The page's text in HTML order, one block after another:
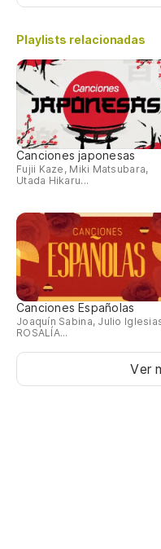
Playlists relacionadas
Canciones japonesas
Fujii Kaze, Miki Matsubara,
Utada Hikaru...
Canciones Españolas
Joaquín Sabina, Julio
ROSALÍA...
Ver